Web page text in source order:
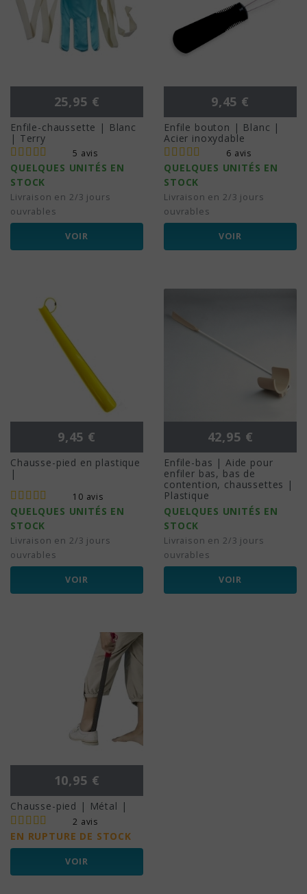
Prix
25,95 €
Enfile-chaussette | Blanc
| Terry
5 avis
QUELQUES UNITÉS EN
STOCK
Livraison en 2/3 jours
ouvrables
VOIR
Prix
9,45 €
Enfile bouton | Blanc |
Acier inoxydable
6 avis
QUELQUES UNITÉS EN
STOCK
Livraison en 2/3 jours
ouvrables
VOIR
Prix
9,45 €
Chausse-pied en plastique
|
10 avis
QUELQUES UNITÉS EN
STOCK
Livraison en 2/3 jours
ouvrables
VOIR
Prix
42,95 €
Enfile-bas | Aide pour
enfiler bas, bas de
contention, chaussettes |
Plastique
QUELQUES UNITÉS EN
STOCK
Livraison en 2/3 jours
ouvrables
VOIR
Prix
10,95 €
Chausse-pied | Métal |
2 avis
EN RUPTURE DE STOCK
VOIR